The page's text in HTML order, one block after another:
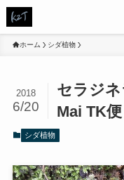
ホーム シダ植物
セラジ
Mai TK便
2018
6/20
シダ植物